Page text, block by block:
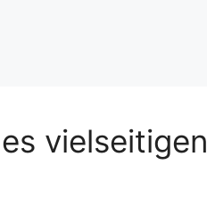
vielseitigen